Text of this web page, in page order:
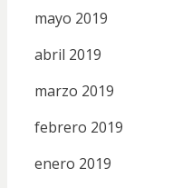
mayo 2019
abril 2019
marzo 2019
febrero 2019
enero 2019